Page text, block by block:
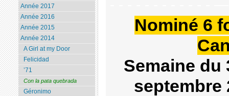
Nominé 6
Semaine du
septembre
Année 2017
Année 2016
Année 2015
Année 2014
A Girl at my Door
Felicidad
’71
Con la pata quebrada
Géronimo